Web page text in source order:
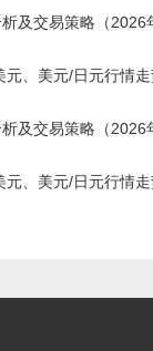
及交易策略（2026
元、美元/日元行情
及交易策略（2026
元、美元/日元行情